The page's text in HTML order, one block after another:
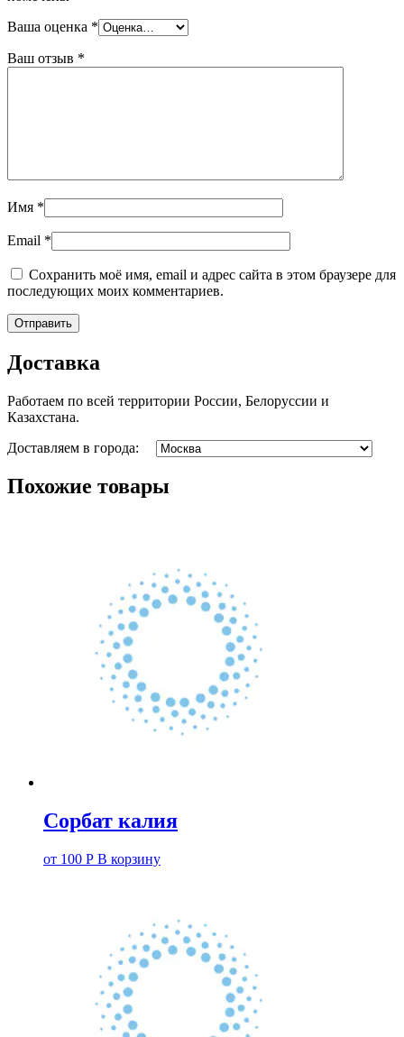
Ваша оценка *
Ваш отзыв *
Имя *
Email *
Сохранить моё имя, email и адрес сайта в этом браузере для
последующих моих комментариев.
Доставка
Работаем по всей территории России, Белоруссии и
Казахстана.
Доставляем в города:
Похожие товары
Сорбат калия
от 100 Р В корзину